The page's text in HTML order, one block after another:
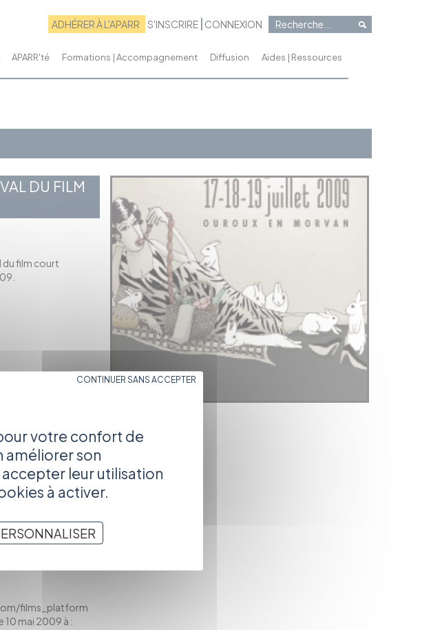
ADHÉRER À L'APARR S'INSCRIRE CONNEXION
APARR'té Formations | Accompagnement Diffusion Aides | Ressources
DU FILM
du film court
Il propose une
programme),
air, et de
également l’objet
le PRIX DU
PRIX DU PUBLIC (1
Dijon décernera le
films_platform
10 mai 2009 à :
votre confort de
améliorer son
leur utilisation
à activer.
CONTINUER SANS ACCEPTER